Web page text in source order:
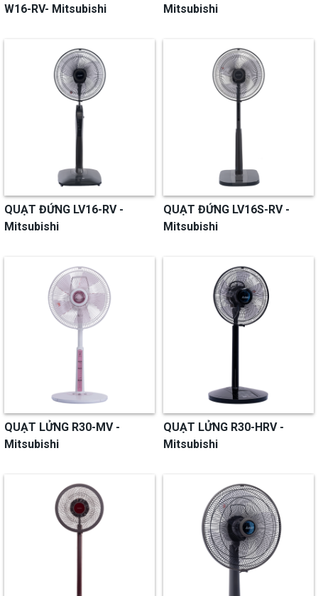
W16-RV- Mitsubishi
Mitsubishi
QUẠT ĐỨNG LV16-RV -
Mitsubishi
QUẠT ĐỨNG LV16S-RV -
Mitsubishi
QUẠT LỬNG R30-MV -
Mitsubishi
QUẠT LỬNG R30-HRV -
Mitsubishi